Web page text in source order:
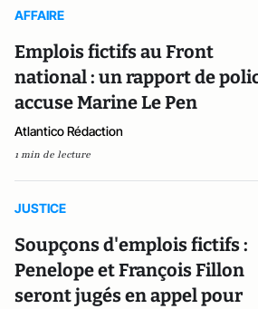
AFFAIRE
Emplois fictifs au Front
national : un rapport de
accuse Marine Le Pen
Atlantico Rédaction
1 min de lecture
JUSTICE
Soupçons d'emplois fictifs :
Penelope et François Fillon
seront jugés en appel pour